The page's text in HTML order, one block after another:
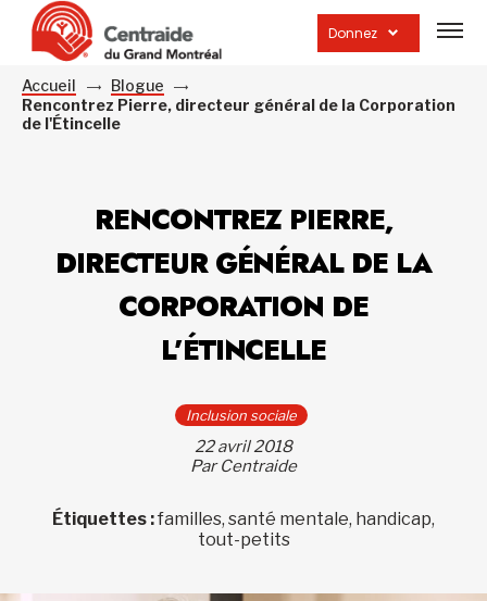
Donnez
la
Accueil
Blogue
Rencontrez Pierre, directeur général de la Corporation
de l'Étincelle
RENCONTREZ PIERRE,
DIRECTEUR GÉNÉRAL DE LA
CORPORATION DE
L’ÉTINCELLE
Inclusion sociale
22 avril 2018
Par Centraide
Étiquettes :familles, santé mentale, handicap,
tout-petits